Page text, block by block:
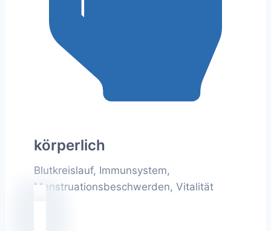
körperlich
Blutkreislauf, Immunsystem,
Menstruationsbeschwerden, Vitalität